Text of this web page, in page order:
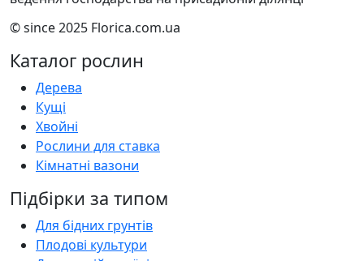
© since 2025 Florica.com.ua
Каталог рослин
Дерева
Кущі
Хвойні
Рослини для ставка
Кімнатні вазони
Підбірки за типом
Для бідних грунтів
Плодові культури